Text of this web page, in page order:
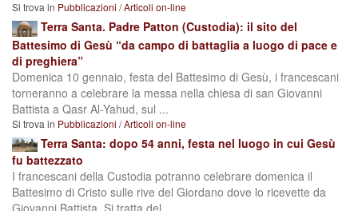
Si trova in Pubblicazioni /Articoli on-line
Terra Santa. Padre Patton (Custodia): il sito del
Battesimo di Gesù “da campo di battaglia a luogo di pace e
di preghiera”
Domenica 10 gennaio, festa del Battesimo di Gesù, i francescani
torneranno a celebrare la messa nella chiesa di san Giovanni
Battista a Qasr Al-Yahud, sul ...
Si trova in Pubblicazioni /Articoli on-line
Terra Santa: dopo 54 anni, festa nel luogo in cui Gesù
fu battezzato
I francescani della Custodia potranno celebrare domenica il
Battesimo di Cristo sulle rive del Giordano dove lo ricevette da
Giovanni Battista. Si tratta del ...